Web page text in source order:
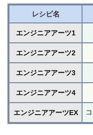
レシピ名
エンジニアアーツ1
エンジニアアーツ2
エンジニアアーツ3
エンジニアアーツ4
エンジニアアーツEX